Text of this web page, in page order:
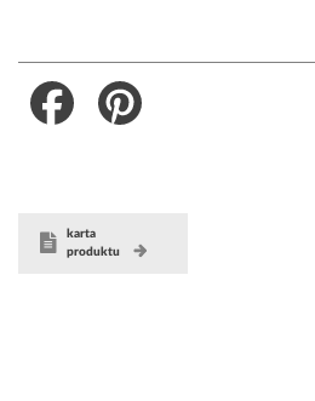
Facebook
karta
produktu